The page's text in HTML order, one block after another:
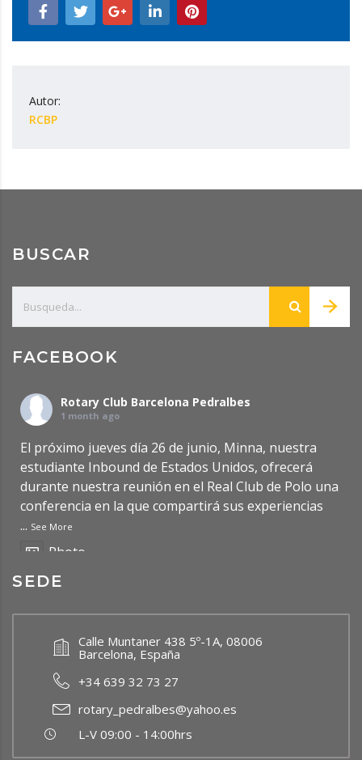
Autor:
RCBP
BUSCAR
FACEBOOK
Rotary Club Barcelona Pedralbes
1 month ago
El próximo jueves día 26 de junio, Minna, nuestra
estudiante Inbound de Estados Unidos, ofrecerá
durante nuestra reunión en el Real Club de Polo una
conferencia en la que compartirá sus experiencias
... See More
Photo
Ver en Facebook
2 months ago
Updated Post: Premio de Investigación de
Bachillerato RCBP 2026
Photo
SEDE
Calle Muntaner 438 5º-1A, 08006
Barcelona, España
+34 639 32 73 27
rotary_pedralbes@yahoo.es
L-V 09:00 - 14:00hrs